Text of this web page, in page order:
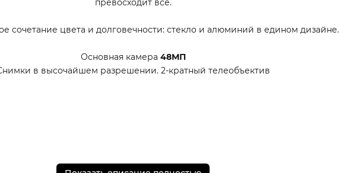
превосходит всё.
сочетание цвета и долговечности: стекло и алюминий в едином дизайне.
Основная камера 48МП
в высочайшем разрешении. 2-кратный телеобъектив